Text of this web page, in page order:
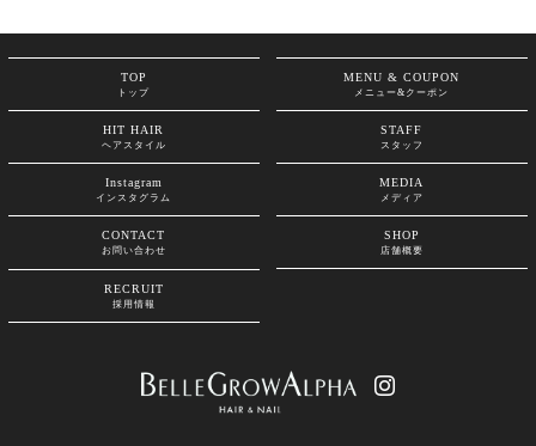
TOP
トップ
MENU & COUPON
メニュー&クーポン
HIT HAIR
ヘアスタイル
STAFF
スタッフ
Instagram
インスタグラム
MEDIA
メディア
CONTACT
お問い合わせ
SHOP
店舗概要
RECRUIT
採用情報
